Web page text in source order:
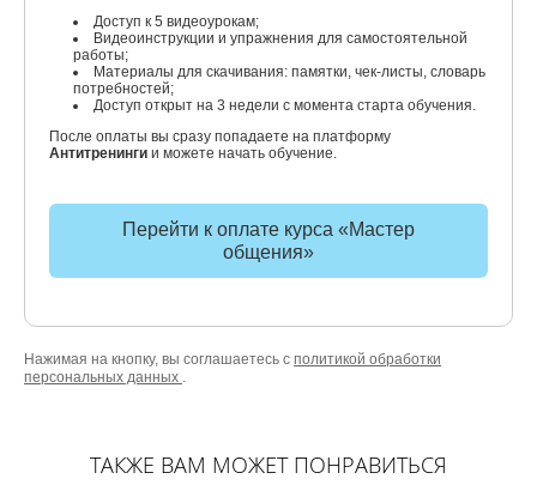
Доступ к 5 видеоурокам;
Видеоинструкции и упражнения для самостоятельной
работы;
Материалы для скачивания: памятки, чек-листы, словарь
потребностей;
Доступ открыт на 3 недели с момента старта обучения.
После оплаты вы сразу попадаете на платформу
Антитренинги и можете начать обучение.
Перейти к оплате курса «Мастер
общения»
Нажимая на кнопку, вы соглашаетесь с политикой обработки
персональных данных
ТАКЖЕ ВАМ МОЖЕТ ПОНРАВИТЬСЯ